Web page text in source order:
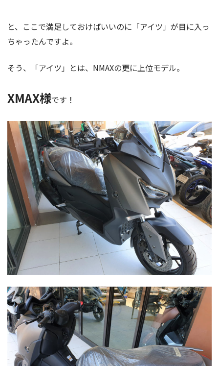
と、ここで満足しておけばいいのに「アイツ」が目に入っ
ちゃったんですよ。
そう、「アイツ」とは、NMAXの更に上位モデル。
XMAX様です！